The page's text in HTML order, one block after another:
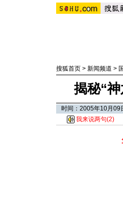
搜狐首页 > 新闻频道 >
揭秘“
时间：2005年10月
我来说两句(2)